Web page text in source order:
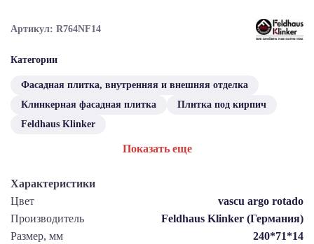
Артикул: R764NF14
Категории
Фасадная плитка, внутренняя и внешняя отделка
Клинкерная фасадная плитка
Плитка под кирпич
Feldhaus Klinker
Показать еще
Характеристики
Цвет
vascu argo rotado
Производитель
Feldhaus Klinker (Германия)
Размер, мм
240*71*14